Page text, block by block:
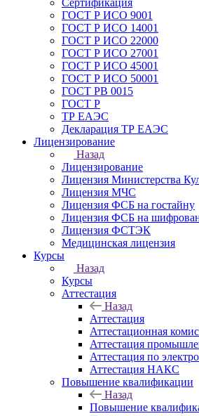
Сертификация
ГОСТ Р ИСО 9001
ГОСТ Р ИСО 14001
ГОСТ Р ИСО 22000
ГОСТ Р ИСО 27001
ГОСТ Р ИСО 45001
ГОСТ Р ИСО 50001
ГОСТ РВ 0015
ГОСТ Р
ТР ЕАЭС
Декларация ТР ЕАЭС
Лицензирование
Назад
Лицензирование
Лицензия Министерства
Лицензия МЧС
Лицензия ФСБ на гостайну
Лицензия ФСБ на
Лицензия ФСТЭК
Медицинская лицензия
Курсы
Назад
Курсы
Аттестация
Назад
Аттестация
Аттестационная
Аттестация
Аттестация по
Аттестация НАКС
Повышение квалификации
Назад
Повышение